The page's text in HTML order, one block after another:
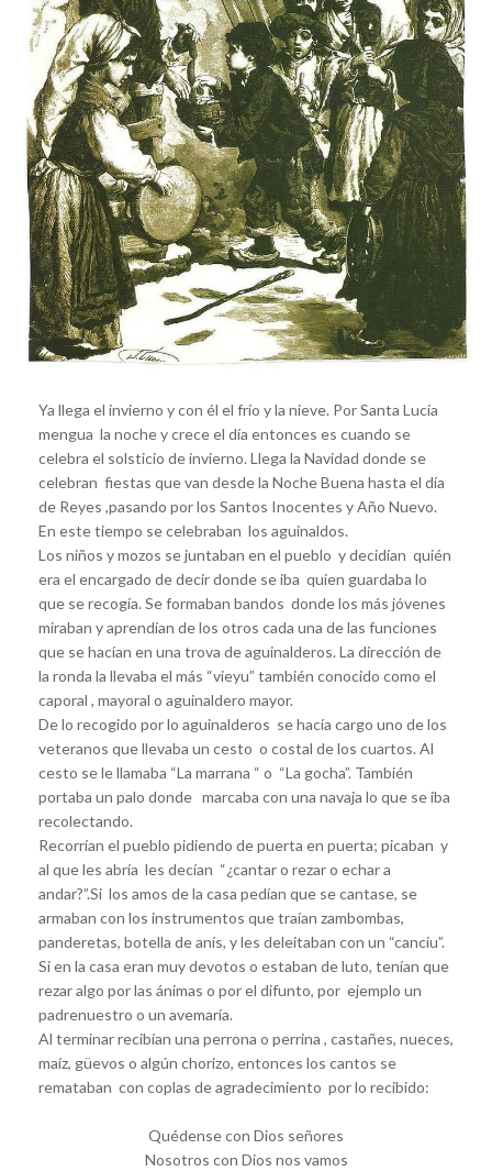
Ya llega el invierno y con él el frío y la nieve. Por Santa Lucía
mengua la noche y crece el día entonces es cuando se
celebra el solsticio de invierno. Llega la Navidad donde se
celebran fiestas que van desde la Noche Buena hasta el día
de Reyes ,pasando por los Santos Inocentes y Año Nuevo.
En este tiempo se celebraban los aguinaldos.
Los niños y mozos se juntaban en el pueblo y decidían quién
era el encargado de decir donde se iba quien guardaba lo
que se recogía. Se formaban bandos donde los más jóvenes
miraban y aprendían de los otros cada una de las funciones
que se hacían en una trova de aguinalderos. La dirección de
la ronda la llevaba el más “vieyu” también conocido como el
caporal , mayoral o aguinaldero mayor.
De lo recogido por lo aguinalderos se hacía cargo uno de los
veteranos que llevaba un cesto o costal de los cuartos. Al
cesto se le llamaba “La marrana “ o “La gocha”. También
portaba un palo donde marcaba con una navaja lo que se iba
recolectando.
Recorrían el pueblo pidiendo de puerta en puerta; picaban y
al que les abría les decían “¿cantar o rezar o echar a
andar?”.Si los amos de la casa pedían que se cantase, se
armaban con los instrumentos que traían zambombas,
panderetas, botella de anís, y les deleitaban con un “canciu”.
Si en la casa eran muy devotos o estaban de luto, tenían que
rezar algo por las ánimas o por el difunto, por ejemplo un
padrenuestro o un avemaría.
Al terminar recibían una perrona o perrina , castañes, nueces,
maíz, güevos o algún chorizo, entonces los cantos se
remataban con coplas de agradecimiento por lo recibido:
Quédense con Dios señores
Nosotros con Dios nos vamos